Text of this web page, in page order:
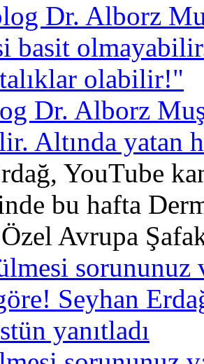
Dr. Alborz
Altında yatan
YouTube
bu hafta
Avrupa